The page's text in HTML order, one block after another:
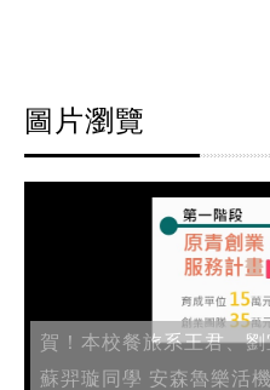
圖片瀏覽
賀！本校餐旅系王君、
蘇羿璇同學 安森魯樂活